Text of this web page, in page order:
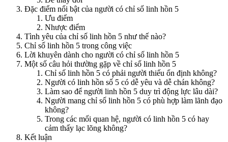
Đặc điểm nổi bật của người có chỉ số linh hồn 5
Ưu điểm
Nhược điểm
Tình yêu của chỉ số linh hồn 5 như thế nào?
Chỉ số linh hồn 5 trong công việc
Lời khuyên dành cho người có chỉ số linh hồn 5
Một số câu hỏi thường gặp về chỉ số linh hồn 5
Chỉ số linh hồn 5 có phải người thiếu ổn định không?
Người có linh hồn số 5 có dễ yêu và dễ chán không?
Làm sao để người linh hồn 5 duy trì động lực lâu dài?
Người mang chỉ số linh hồn 5 có phù hợp làm lãnh đạo
không?
Trong các mối quan hệ, người có linh hồn 5 có hay
cảm thấy lạc lõng không?
Kết luận